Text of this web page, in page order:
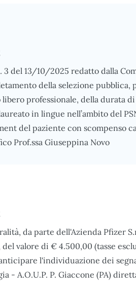
3 del 13/10/2025 redatto dalla
della selezione pubblica,
professionale, della durata di
in lingue nell’ambito del PSN
del paziente con scompenso
Prof.ssa Giuseppina Novo
da parte dell'Azienda Pfizer
valore di € 4.500,00 (tasse
l'individuazione dei
- A.O.U.P. P. Giaccone (PA)